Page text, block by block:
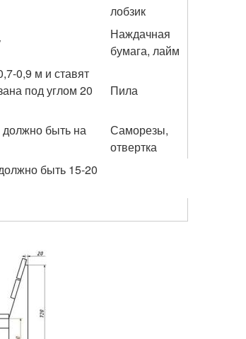
лобзик
Наждачная
бумага, лайм
0,9 м и ставят
под углом 20
Пила
быть на
Саморезы,
отвертка
быть 15-20